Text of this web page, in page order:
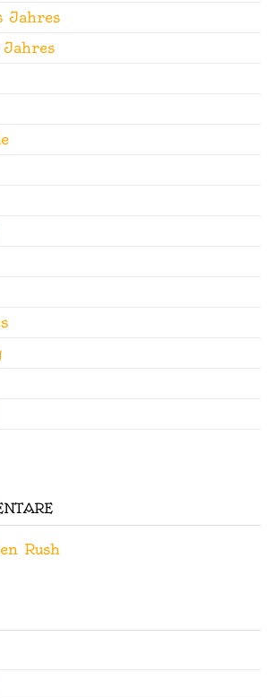
Jahres
Jahres
Rush